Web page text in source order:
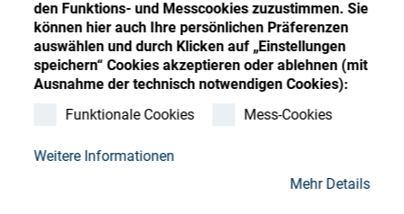
den Funktions- und Messcookies zuzustimmen. Sie
können hier auch Ihre persönlichen Präferenzen
auswählen und durch Klicken auf „Einstellungen
speichern“ Cookies akzeptieren oder ablehnen (mit
Ausnahme der technisch notwendigen Cookies):
Funktionale Cookies
Mess-Cookies
Weitere Informationen
Mehr Details
Kontakt